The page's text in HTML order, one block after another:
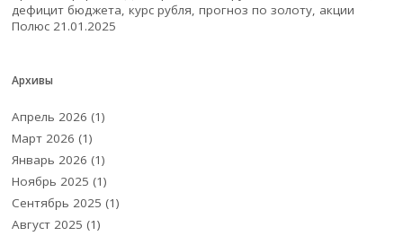
дефицит бюджета, курс рубля, прогноз по золоту, акции
Полюс 21.01.2025
Архивы
Апрель 2026 (1)
Март 2026 (1)
Январь 2026 (1)
Ноябрь 2025 (1)
Сентябрь 2025 (1)
Август 2025 (1)